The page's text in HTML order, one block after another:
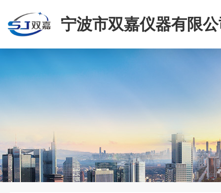
宁波市双嘉仪器有限